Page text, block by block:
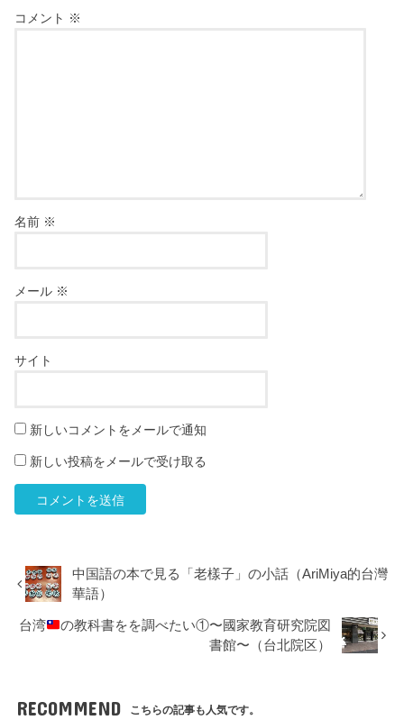
コメント ※
名前 ※
メール ※
サイト
新しいコメントをメールで通知
新しい投稿をメールで受け取る
中国語の本で見る「老樣子」の小話（AriMiya的台灣
華語）
台湾
の教科書をを調べたい①〜國家教育研究院図
書館〜（台北院区）
RECOMMEND こちらの記事も人気です。